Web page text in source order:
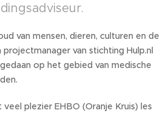
van mensen, dieren, culturen en de
van stichting Hulp.nl
op het gebied van medische
plezier EHBO (Oranje Kruis) les